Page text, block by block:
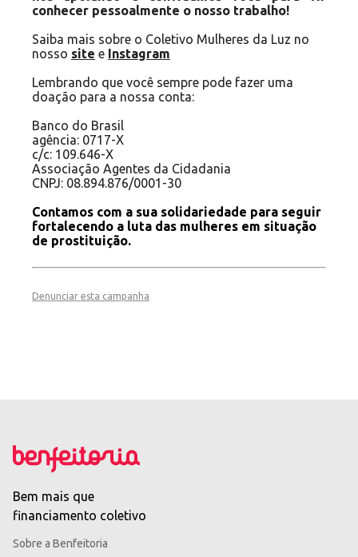
conhecer pessoalmente o nosso trabalho!
Saiba mais sobre o Coletivo Mulheres da Luz no
nosso site e Instagram
Lembrando que você sempre pode fazer uma
doação para a nossa conta:
Banco do Brasil
agência: 0717-X
c/c: 109.646-X
Associação Agentes da Cidadania
CNPJ: 08.894.876/0001-30
Contamos com a sua solidariedade para seguir
fortalecendo a luta das mulheres em situação
de prostituição.
Denunciar esta campanha
Bem mais que
financiamento coletivo
Sobre a Benfeitoria